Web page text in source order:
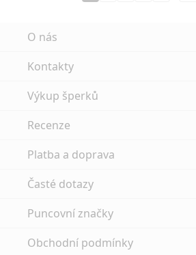
O nás
Kontakty
Výkup šperků
Recenze
Platba a doprava
Časté dotazy
Puncovní značky
Obchodní podmínky